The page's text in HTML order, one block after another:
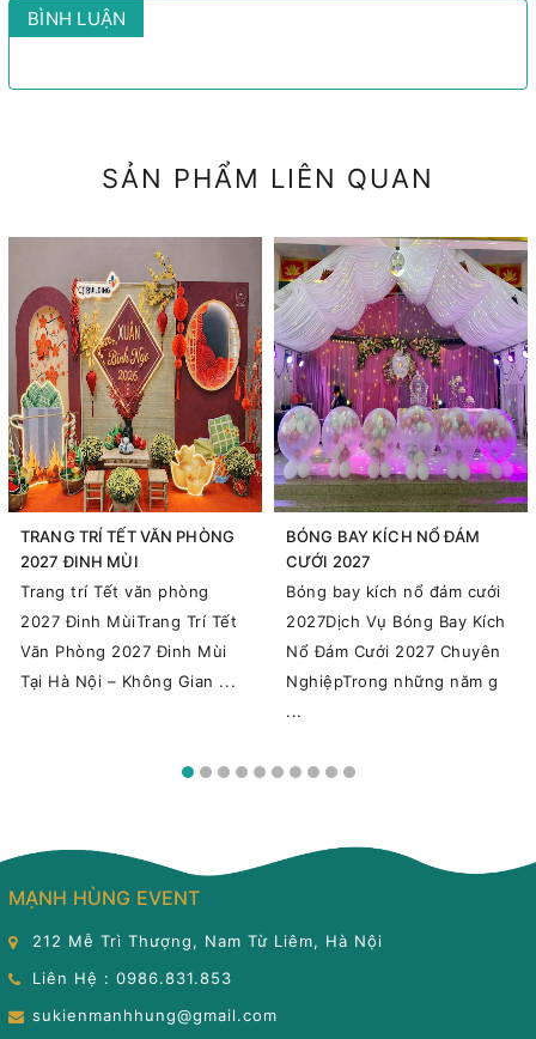
BÌNH LUẬN
SẢN PHẨM LIÊN QUAN
TRANG TRÍ TẾT VĂN PHÒNG
2027 ĐINH MÙI
Trang trí Tết văn phòng
2027 Đinh MùiTrang Trí Tết
Văn Phòng 2027 Đinh Mùi
Tại Hà Nội – Không Gian ...
BÓNG BAY KÍCH NỔ ĐÁM
CƯỚI 2027
Bóng bay kích nổ đám cưới
2027Dịch Vụ Bóng Bay Kích
Nổ Đám Cưới 2027 Chuyên
NghiệpTrong những năm g
...
MẠNH HÙNG EVENT
212 Mễ Trì Thượng, Nam Từ Liêm, Hà Nội
Liên Hệ : 0986.831.853
sukienmanhhung@gmail.com